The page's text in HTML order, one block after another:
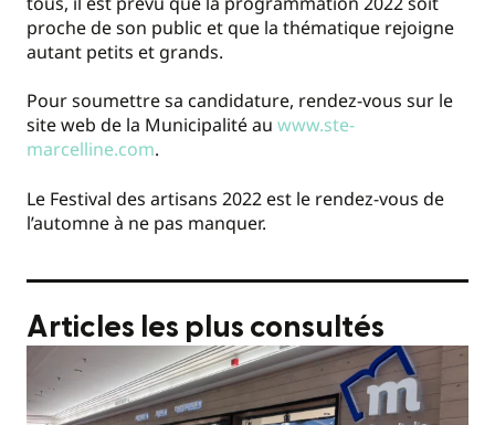
proche de son public et que la thématique rejoigne
autant petits et grands.
Pour soumettre sa candidature, rendez-vous sur le
site web de la Municipalité au www.ste-
marcelline.com.
Le Festival des artisans 2022 est le rendez-vous de
l’automne à ne pas manquer.
Articles les plus consultés